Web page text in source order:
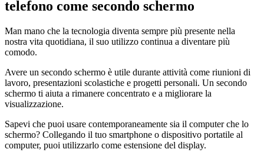
telefono come secondo schermo
Man mano che la tecnologia diventa sempre più presente nella
nostra vita quotidiana, il suo utilizzo continua a diventare più
comodo.
Avere un secondo schermo è utile durante attività come riunioni di
lavoro, presentazioni scolastiche e progetti personali. Un secondo
schermo ti aiuta a rimanere concentrato e a migliorare la
visualizzazione.
Sapevi che puoi usare contemporaneamente sia il computer che lo
schermo? Collegando il tuo smartphone o dispositivo portatile al
computer, puoi utilizzarlo come estensione del display.